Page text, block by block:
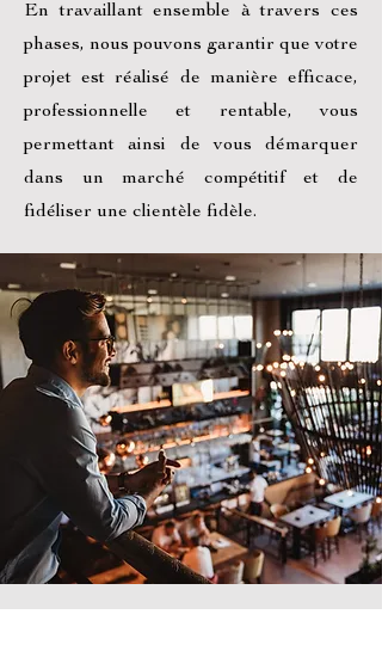
En travaillant ensemble à travers ces
phases, nous pouvons garantir que votre
projet est réalisé de manière efficace,
professionnelle et rentable, vous
permettant ainsi de vous démarquer
dans un marché compétitif et de
fidéliser une clientèle fidèle.